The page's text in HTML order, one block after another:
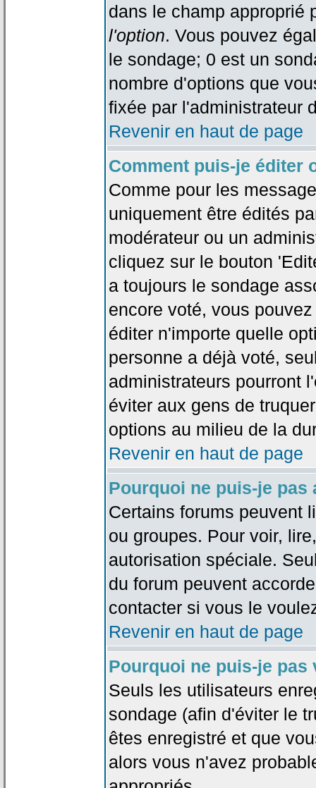
dans le champ
l'option. Vous pouvez
le sondage; 0 est un
nombre d'options que
fixée par l'administrateur
Revenir en haut de page
Comment puis-je éditer
Comme pour les
uniquement être édités
modérateur ou un
cliquez sur le bouton
a toujours le sondage
encore voté, vous
éditer n'importe quelle
personne a déjà voté,
administrateurs pourront
éviter aux gens de
options au milieu de la
Revenir en haut de page
Pourquoi ne puis-je pas
Certains forums peuvent
ou groupes. Pour voir,
autorisation spéciale.
du forum peuvent
contacter si vous le
Revenir en haut de page
Pourquoi ne puis-je pas
Seuls les utilisateurs
sondage (afin d'éviter le
êtes enregistré et que
alors vous n'avez